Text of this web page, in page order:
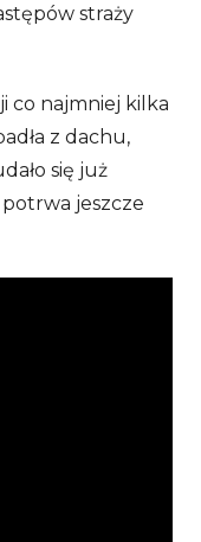
straży
co najmniej kilka
z dachu,
się już
jeszcze